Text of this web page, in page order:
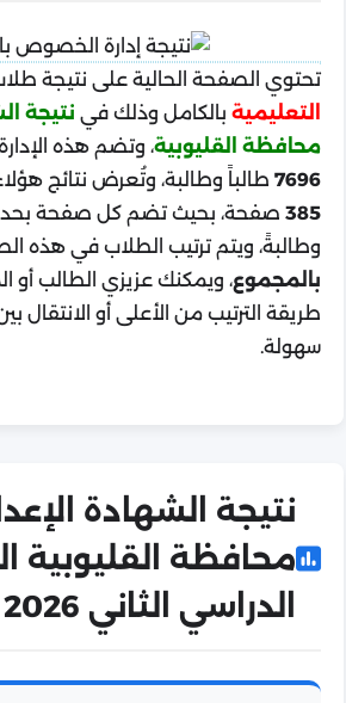
تحتوي الصفحة الحالية على نتيجة
التعليمية بالكامل وذلك في نتيجة
محافظة القليوبية، وتضم هذه
7696 طالباً وطالبة، وتُعرض نتائج
385 صفحة، بحيث تضم كل صفحة
وطالبةً، ويتم ترتيب الطلاب في هذه
بالمجموع، ويمكنك عزيزي الطالب أو
طريقة الترتيب من الأعلى أو الانتقال
سهولة.
نتيجة الشهادة
محافظة القليوبية
الدراسي الثاني 2026 في أرقام!